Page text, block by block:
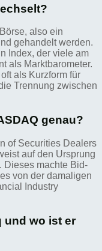
also ein
gehandelt werden.
Index, der viele am
als Marktbarometer.
als Kurzform für
Trennung zwischen
genau?
of Securities Dealers
auf den Ursprung
Dieses machte Bid-
von der damaligen
Industry
und wo ist er